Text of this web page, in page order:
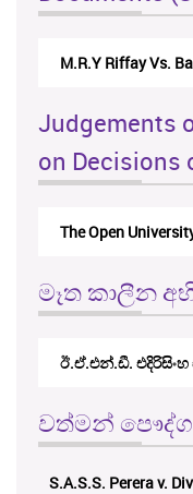
M.R.Y Riffay Vs.
Judgements
on Decisions
The Open
මෑත කාලීන
ඊ.ඒ.එන්.ඩී.
වත්මන්
S.A.S.S. Perera v.